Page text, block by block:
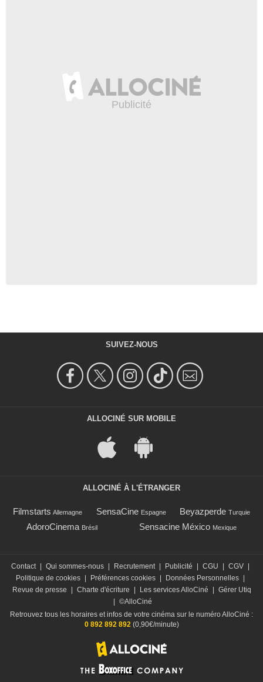
SUIVEZ-NOUS
ALLOCINÉ SUR MOBILE
ALLOCINÉ À L'ÉTRANGER
Filmstarts Allemagne SensaCine Espagne Beyazperde Turquie
AdoroCinema Brésil Sensacine México Mexique
Contact Qui sommes-nous Recrutement Publicité CGU CGV
Politique de cookies
Préférences cookies Données Personnelles
Revue de presse
Charte d'écriture Les services AlloCiné
Gérer Utiq
©AlloCiné
Retrouvez tous les horaires et infos de votre cinéma sur le numéro AlloCiné :
0 892 892 892(0,90€/minute)